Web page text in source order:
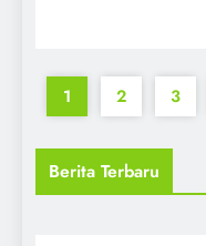
Berita Terbaru
1 2 3